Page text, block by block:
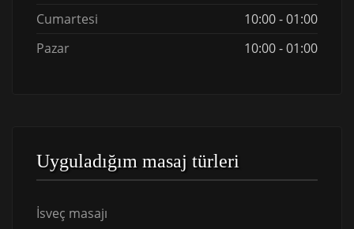
Cumartesi
10:00 - 01:00
Pazar
10:00 - 01:00
Uyguladığım masaj türleri
İsveç masajı